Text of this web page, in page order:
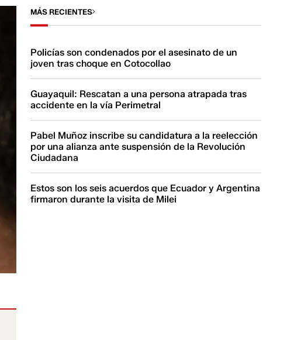
MÁS RECIENTES
Policías son condenados por el asesinato de un
joven tras choque en Cotocollao
Guayaquil: Rescatan a una persona atrapada tras
accidente en la vía Perimetral
Pabel Muñoz inscribe su candidatura a la reelección
por una alianza ante suspensión de la Revolución
Ciudadana
Estos son los seis acuerdos que Ecuador y Argentina
firmaron durante la visita de Milei